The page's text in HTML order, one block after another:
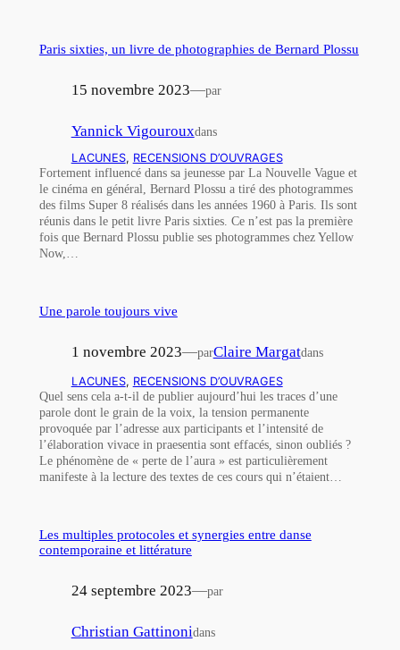
Paris sixties, un livre de photographies de Bernard Plossu
15 novembre 2023—par
Yannick Vigourouxdans
LACUNES, RECENSIONS D’OUVRAGES
Fortement influencé dans sa jeunesse par La Nouvelle Vague et
le cinéma en général, Bernard Plossu a tiré des photogrammes
des films Super 8 réalisés dans les années 1960 à Paris. Ils sont
réunis dans le petit livre Paris sixties. Ce n’est pas la première
fois que Bernard Plossu publie ses photogrammes chez Yellow
Now,…
Une parole toujours vive
1 novembre 2023—parClaire Margatdans
LACUNES, RECENSIONS D’OUVRAGES
Quel sens cela a-t-il de publier aujourd’hui les traces d’une
parole dont le grain de la voix, la tension permanente
provoquée par l’adresse aux participants et l’intensité de
l’élaboration vivace in praesentia sont effacés, sinon oubliés ?
Le phénomène de « perte de l’aura » est particulièrement
manifeste à la lecture des textes de ces cours qui n’étaient…
Les multiples protocoles et synergies entre danse
contemporaine et littérature
24 septembre 2023—par
Christian Gattinonidans